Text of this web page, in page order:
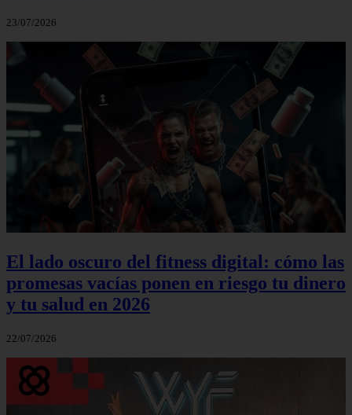
23/07/2026
El lado oscuro del fitness digital: cómo las
promesas vacías ponen en riesgo tu dinero
y tu salud en 2026
22/07/2026